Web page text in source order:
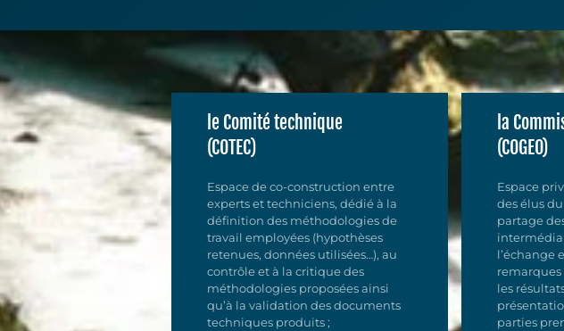
le Comité technique
(COTEC)
Espace de co-construction entre
experts et techniciens, dédié à la
définition des méthodologies de
travail employées (hypothèses
retenues, données utilisées…), au
contrôle et à la critique des
méthodologies proposées ainsi
qu’à la validation des documents
techniques produits ;
la
(COGEO)
Espace
des élus
partage
l’échange
remarques
les
parties